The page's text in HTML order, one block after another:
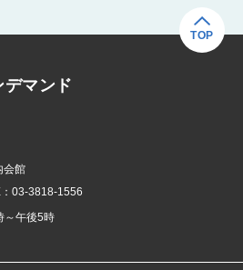
TOP
マンド
会館
03-3818-1556
～午後5時